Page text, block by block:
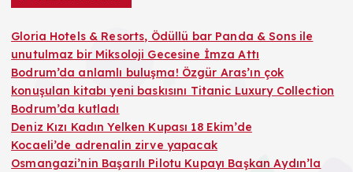
Gloria Hotels & Resorts, Ödüllü bar Panda & Sons ile
unutulmaz bir Miksoloji Gecesine İmza Attı
Bodrum’da anlamlı buluşma! Özgür Aras’ın çok
konuşulan kitabı yeni baskısını Titanic Luxury Collection
Bodrum’da kutladı
Deniz Kızı Kadın Yelken Kupası 18 Ekim’de
Kocaeli’de adrenalin zirve yapacak
Osmangazi’nin Başarılı Pilotu Kupayı Başkan Aydın’la